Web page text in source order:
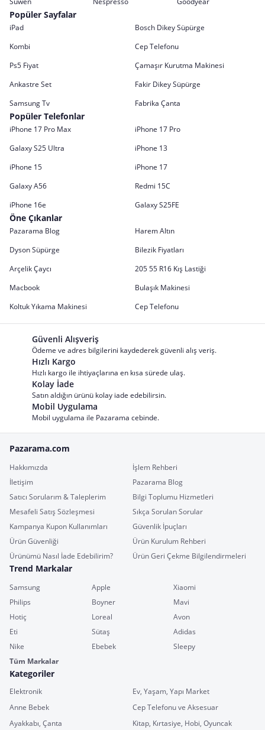
Popüler Sayfalar
iPad
Bosch Dikey Süpürge
Kombi
Cep Telefonu
Ps5 Fiyat
Çamaşır Kurutma Makinesi
Ankastre Set
Fakir Dikey Süpürge
Samsung Tv
Fabrika Çanta
Popüler Telefonlar
iPhone 17 Pro Max
iPhone 17 Pro
Galaxy S25 Ultra
iPhone 13
iPhone 15
iPhone 17
Galaxy A56
Redmi 15C
iPhone 16e
Galaxy S25FE
Öne Çıkanlar
Pazarama Blog
Harem Altın
Dyson Süpürge
Bilezik Fiyatları
Arçelik Çaycı
205 55 R16 Kış Lastiği
Macbook
Bulaşık Makinesi
Koltuk Yıkama Makinesi
Cep Telefonu
Güvenli Alışveriş
Ödeme ve adres bilgilerini kaydederek güvenli alış veriş.
Hızlı Kargo
Hızlı kargo ile ihtiyaçlarına en kısa sürede ulaş.
Kolay İade
Satın aldığın ürünü kolay iade edebilirsin.
Mobil Uygulama
Mobil uygulama ile Pazarama cebinde.
Pazarama.com
Hakkımızda
İşlem Rehberi
İletişim
Pazarama Blog
Satıcı Sorularım & Taleplerim
Bilgi Toplumu Hizmetleri
Mesafeli Satış Sözleşmesi
Sıkça Sorulan Sorular
Kampanya Kupon Kullanımları
Güvenlik İpuçları
Ürün Güvenliği
Ürün Kurulum Rehberi
Ürünümü Nasıl İade Edebilirim?
Ürün Geri Çekme Bilgilendirmeleri
Trend Markalar
Samsung Apple
Xiaomi
Philips
Boyner
Mavi
Hotiç
Loreal
Avon
Eti
Sütaş
Adidas
Nike
Ebebek
Sleepy
Tüm Markalar
Kategoriler
Elektronik
Ev, Yaşam, Yapı Market
Anne Bebek
Cep Telefonu ve Aksesuar
Ayakkabı, Çanta
Kitap, Kırtasiye, Hobi, Oyuncak